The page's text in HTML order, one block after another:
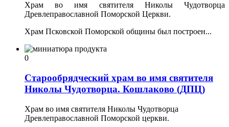
Храм во имя святителя Николы Чудотворца
Древлеправославной Поморской Церкви.
Храм Псковской Поморской общины был построен...
0
Старообрядческий храм во имя святителя
Николы Чудотворца. Кошлаково (ДПЦ)
Храм во имя святителя Николы Чудотворца
Древлеправославной Поморской церкви.